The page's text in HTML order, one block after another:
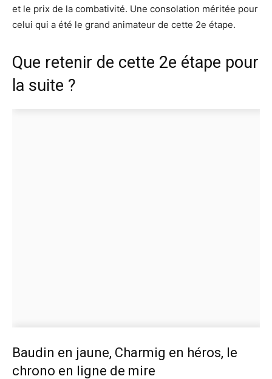
et le prix de la combativité. Une consolation méritée pour
celui qui a été le grand animateur de cette 2e étape.
Que retenir de cette 2e étape pour
la suite ?
Baudin en jaune, Charmig en héros, le
chrono en ligne de mire